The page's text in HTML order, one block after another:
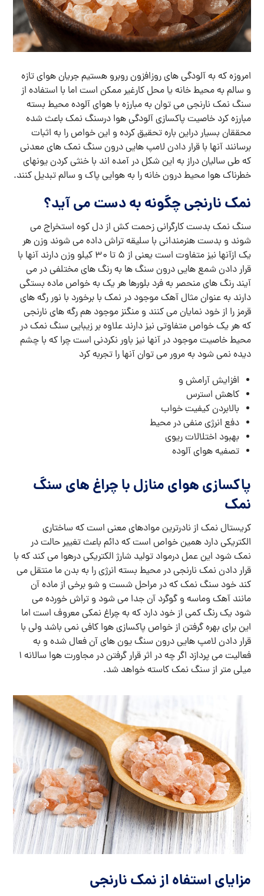
امروزه که به آلودگی های روزافزون روبرو هستیم جریان هوای تازه
و سالم به محیط خانه یا محل کارغیر ممکن است اما با استفاده از
سنگ نمک نارنجی می توان به مبارزه با هوای آلوده محیط بسته
مبارزه کرد خاصیت پاکسازی آلودگی هوا درسنگ نمک باعث شده
محققان بسیار دراین باره تحقیق کرده و این خواص را به اثبات
برسانند آنها با قرار دادن لامپ هایی درون سنگ نمک های معدنی
که طی سالیان دراز به این شکل در آمده اند با خنثی کردن یونهای
خطرناک هوا محیط درون خانه را به هوایی پاک و سالم تبدیل کنند.
نمک نارنجی چگونه به دست می آید؟
سنگ نمک بدست کارگرانی زحمت کش از دل کوه استخراج می
شوند و بدست هنرمندانی با سلیقه تراش داده می شوند وزن هر
یک ازآنها نیز متفاوت است یعنی از 5 تا 30 کیلو وزن دارند آنها با
قرار دادن شمع هایی درون سنگ ها به رنگ های مختلفی در می
آیند رنگ های منحصر به فرد بلورها هر یک به خواص ماده بستگی
دارند به عنوان مثال آهک موجود در نمک با برخورد با نور رگه های
قرمز را از خود نمایان می کنند و منگنز موجود هم رگه های نارنجی
که هر یک خواص متفاوتی نیز دارند علاوه بر زیبایی سنگ نمک در
محیط خاصیت موجود در آنها نیز باور نکردنی است چرا که با چشم
دیده نمی شود به مرور می توان آنها را تجربه کرد
افزایش آرامش و
کاهش استرس
بالابردن کیفیت خواب
دفع انرژی منفی در محیط
بهبود اختلالات ریوی
تصفیه هوای آلوده
پاکسازی هوای منازل با چراغ های سنگ
نمک
کریستال نمک از نادرترین موادهای معنی است که ساختاری
الکتریکی دارد همین خواص است که دائم باعث تغییر حالت در
نمک شود این عمل درمواد تولید شارژ الکتریکی درهوا می کند که با
قرار دادن نمک نارنجی در محیط بسته انرژی را به بدن ما منتقل می
کند خود سنگ نمک که در مراحل شست و شو برخی از ماده آن
مانند آهک وماسه و گوگرد آن جدا می شود و تراش خورده می
شود یک رنگ کمی از خود دارد که به چراغ نمکی معروف است اما
این برای بهره گرفتن از خواص پاکسازی هوا کافی نمی باشد ولی با
قرار دادن لامپ هایی درون سنگ یون های آن فعال شده و به
فعالیت می پردازد اگر چه در اثر قرار گرفتن در مجاورت هوا سالانه 1
میلی متر از سنگ نمک کاسته خواهد شد.
مزایای استفاه از نمک نارنجی